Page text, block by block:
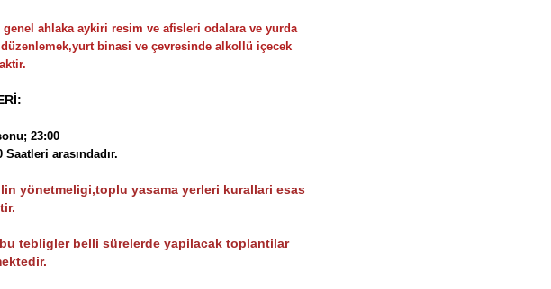
ahlaka aykiri resim ve afisleri odalara ve yurda
binasi ve çevresinde alkollü içecek
23:00
arasındadır.
yönetmeligi,toplu yasama yerleri kurallari esas
tebligler belli sürelerde yapilacak toplantilar